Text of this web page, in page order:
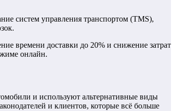
систем управления транспортом (TMS),
времени доставки до 20% и снижение затрат
онлайн.
и используют альтернативные виды
и клиентов, которые всё больше